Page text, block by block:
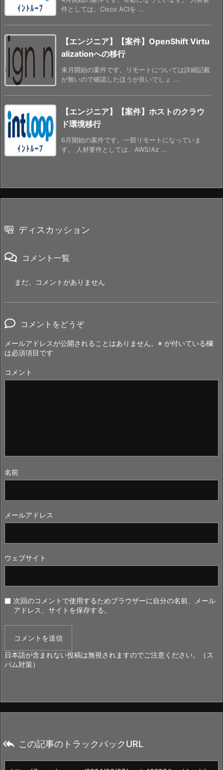
件としては、Cisco ACIを ...
【エンジニア】【案件】OpenShift Virtu
alizationへの移行
来月開始の案件です。リモートについては詳細記載
が無いので確認したほうが良いでしょ ...
【エンジニア】【案件】ホストのクラウ
ド環境移行
6月開始の案件です。一部リモートになっていま
す。 人材要件としては、AWS/Az ...
ディスカッション
コメント一覧
まだ、コメントがありません
コメントをどうぞ
メールアドレスが公開されることはありません。 ※ が付いている欄
は必須項目です
コメント
名前
メールアドレス
ウェブサイト
次回のコメントで使用するためブラウザーに自分の名前、メール
アドレス、サイトを保存する。
日本語が含まれない投稿は無視されますのでご注意ください。（ス
パム対策）
 この記事のトラックバックURL